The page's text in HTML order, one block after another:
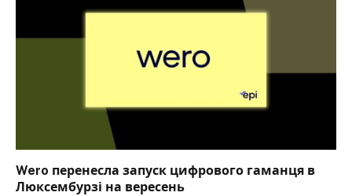
Wero перенесла запуск цифрового гаманця в
Люксембурзі на вересень